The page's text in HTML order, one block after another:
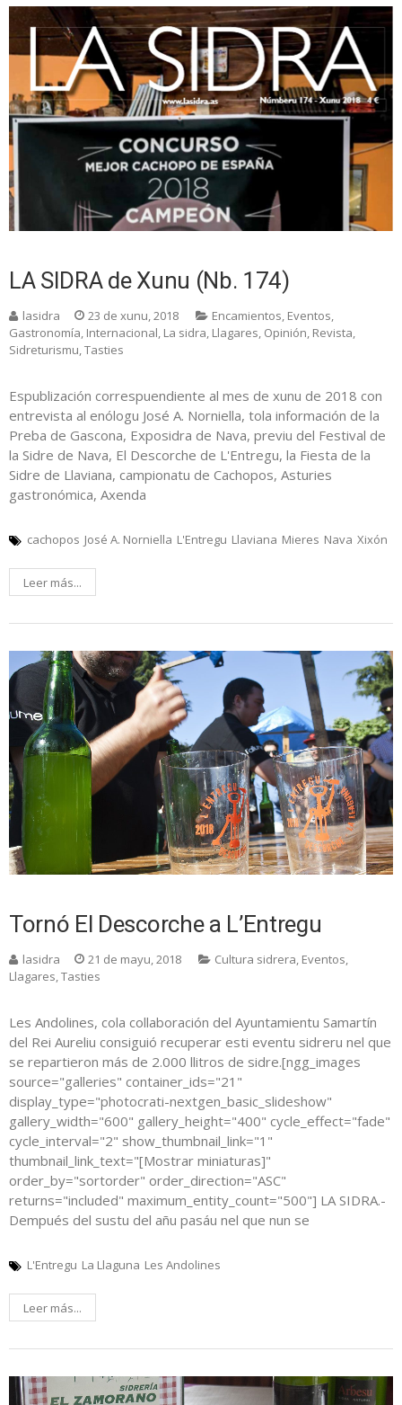
LA SIDRA de Xunu (Nb. 174)
lasidra 23 de xunu, 2018 Encamientos, Eventos,
Gastronomía, Internacional, La sidra, Llagares, Opinión, Revista,
Sidreturismu,Tasties
Espublización correspuendiente al mes de xunu de 2018 con
entrevista al enólogu José A. Norniella, tola información de la
Preba de Gascona, Exposidra de Nava, previu del Festival de
la Sidre de Nava, El Descorche de L'Entregu, la Fiesta de la
Sidre de Llaviana, campionatu de Cachopos, Asturies
gastronómica, Axenda
cachopos José A. Norniella L'Entregu Llaviana Mieres Nava Xixón
Leer más...
Tornó El Descorche a L’Entregu
lasidra 21 de mayu, 2018 Cultura sidrera, Eventos,
Llagares,Tasties
Les Andolines, cola collaboración del Ayuntamientu Samartín
del Rei Aureliu consiguió recuperar esti eventu sidreru nel que
se repartieron más de 2.000 llitros de sidre.[ngg_images
source="galleries" container_ids="21"
display_type="photocrati-nextgen_basic_slideshow"
gallery_width="600" gallery_height="400" cycle_effect="fade"
cycle_interval="2" show_thumbnail_link="1"
thumbnail_link_text="[Mostrar miniaturas]"
order_by="sortorder" order_direction="ASC"
returns="included" maximum_entity_count="500"] LA SIDRA.-
Dempués del sustu del añu pasáu nel que nun se
L'Entregu La Llaguna Les Andolines
Leer más...